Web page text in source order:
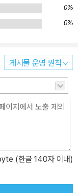
니즘 작품으로 평가받
갈등, 마음의 고통이
브론테가 <빌레트>를
여동생 에밀리와 앤
작품 세계에 깊은 슬
유의 섬세한 유머와
0%
0%
게시물 운영 원칙
(한글 140자 이내)